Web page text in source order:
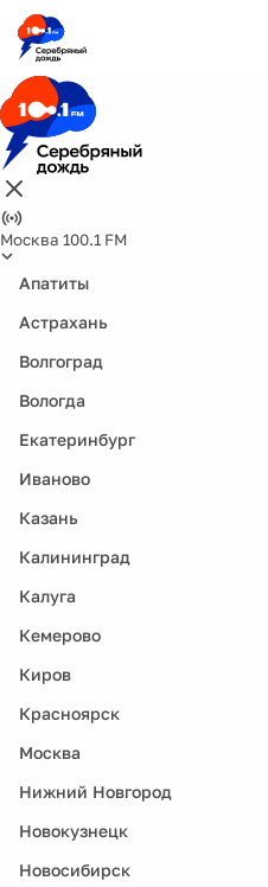
Москва 100.1 FM
Апатиты
Астрахань
Волгоград
Вологда
Екатеринбург
Иваново
Казань
Калининград
Калуга
Кемерово
Киров
Красноярск
Москва
Нижний Новгород
Новокузнецк
Новосибирск